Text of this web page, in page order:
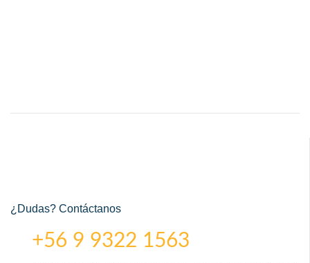
¿Dudas? Contáctanos
+56 9 9322 1563